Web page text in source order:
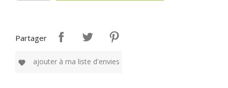
Partager
favorite ajouter à ma liste d'envies